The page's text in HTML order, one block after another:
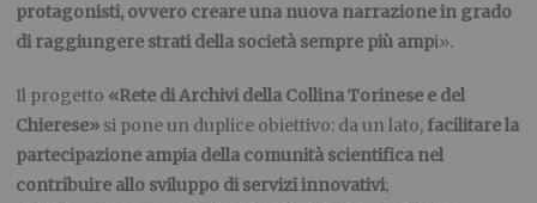
protagonisti, ovvero creare una nuova narrazione in grado
di raggiungere strati della società sempre più ampi».
Il progetto «Rete di Archivi della Collina Torinese e del
Chierese» si pone un duplice obiettivo: da un lato, facilitare la
partecipazione ampia della comunità scientifica nel
contribuire allo sviluppo di servizi innovativi;